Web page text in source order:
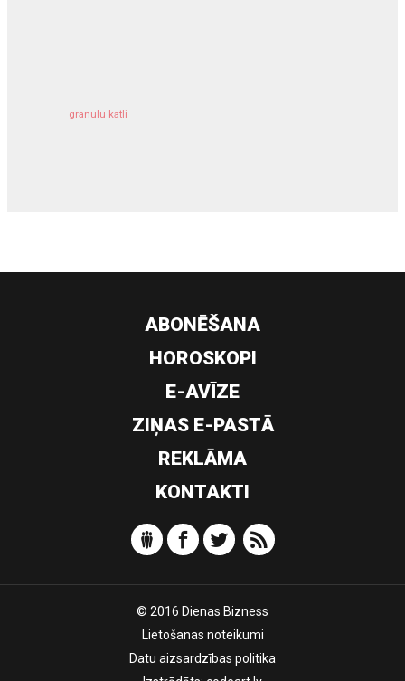
granulu katli
ABONĒŠANA
HOROSKOPI
E-AVĪZE
ZIŅAS E-PASTĀ
REKLĀMA
KONTAKTI
© 2016 Dienas Bizness
Lietošanas noteikumi
Datu aizsardzības politika